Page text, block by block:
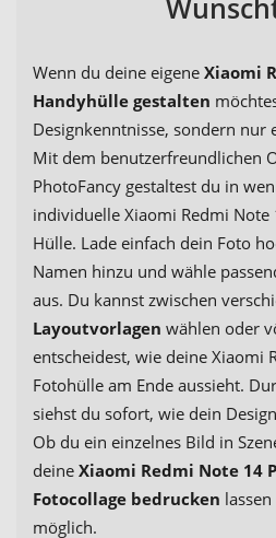
Wenn du deine eigene Xiaomi
Handyhülle gestalten
Designkenntnisse, sondern nur
Mit dem benutzerfreundlichen
PhotoFancy gestaltest du in
individuelle Xiaomi Redmi
Hülle. Lade einfach dein Foto
Namen hinzu und wähle
aus. Du kannst zwischen
Layoutvorlagen wählen oder
entscheidest, wie deine Xiaomi
Fotohülle am Ende aussieht.
siehst du sofort, wie dein
Ob du ein einzelnes Bild in
deine Xiaomi Redmi Note 14
Fotocollage bedrucken
möglich.